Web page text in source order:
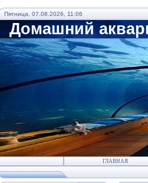
Пятница, 07.08.2026, 11:06
Домашний
ГЛАВНАЯ